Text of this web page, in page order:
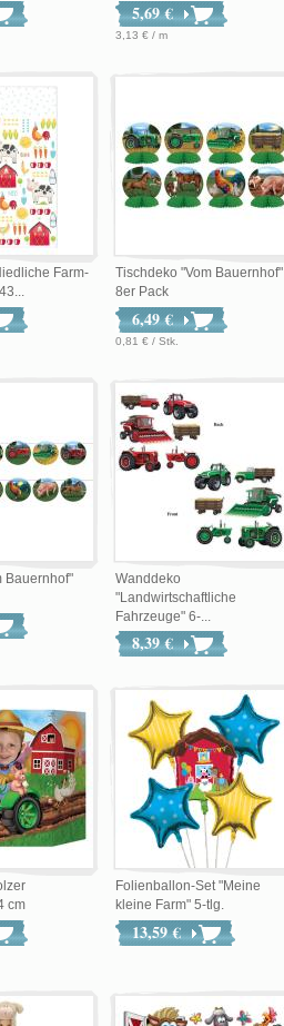
5,69 €
3,13 € / m
Farm-
Tischdeko "Vom Bauernhof"
8er Pack
6,49 €
0,81 € / Stk.
Bauernhof"
Wanddeko
"Landwirtschaftliche
Fahrzeuge" 6-...
8,39 €
cm
Folienballon-Set "Meine
kleine Farm" 5-tlg.
13,59 €